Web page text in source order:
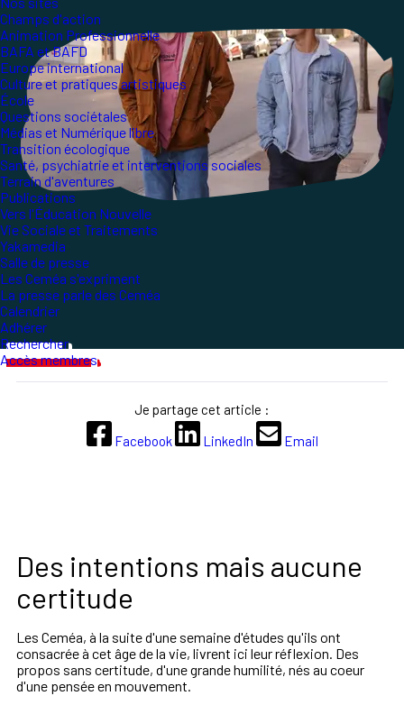
Champs d'action
Animation Professionnelle
BAFA et BAFD
Europe international
Culture et pratiques artistiques
École
Questions sociétales
Médias et Numérique libre
Transition écologique
Santé, psychiatrie et interventions sociales
Terrain d'aventures
Publications
Vers l'Éducation Nouvelle
Vie Sociale et Traitements
Yakamedia
Salle de presse
Les Ceméa s'expriment
La presse parle des Ceméa
Calendrier
Adhérer
Rechercher
Accès membres
Des intentions mais aucune
certitude
Les Ceméa, à la suite d'une semaine d'études qu'ils ont
consacrée à cet âge de la vie, livrent ici leur réflexion. Des
propos sans certitude, d'une grande humilité, nés au coeur
d'une pensée en mouvement.
Je partage cet article :
Facebook
LinkedIn Email